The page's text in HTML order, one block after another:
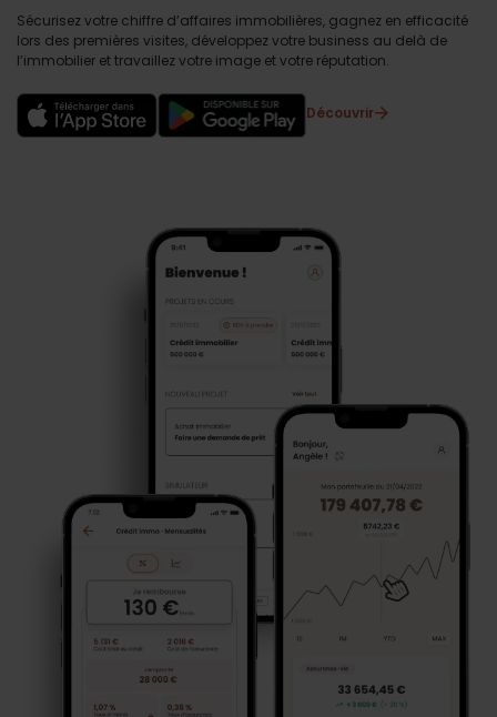
Sécurisez votre chiffre d’affaires immobilières, gagnez en efficacité
lors des premières visites, développez votre business au delà de
l’immobilier et travaillez votre image et votre réputation.
Découvrir